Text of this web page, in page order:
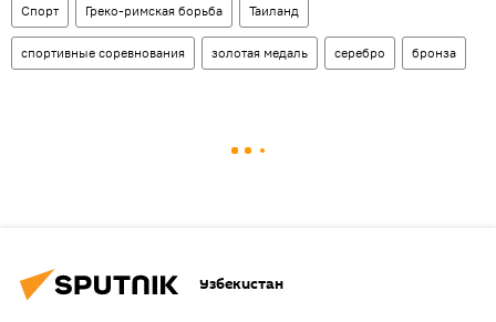
Спорт Греко-римская борьба Таиланд
спортивные соревнования золотая медаль серебро бронза
Узбекистан